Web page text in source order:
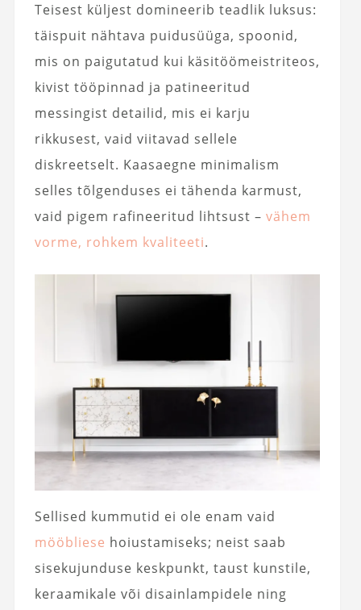
Teisest küljest domineerib teadlik luksus:
täispuit nähtava puidusüüga, spoonid,
mis on paigutatud kui käsitöömeistriteos,
kivist tööpinnad ja patineeritud
messingist detailid, mis ei karju
rikkusest, vaid viitavad sellele
diskreetselt. Kaasaegne minimalism
selles tõlgenduses ei tähenda karmust,
vaid pigem rafineeritud lihtsust – vähem
vorme, rohkem kvaliteeti.
Sellised kummutid ei ole enam vaid
mööbliese hoiustamiseks; neist saab
sisekujunduse keskpunkt, taust kunstile,
keraamikale või disainlampidele ning